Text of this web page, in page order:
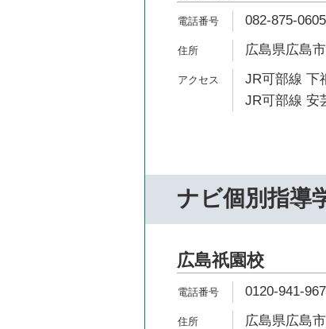
082-875-0605
広島県広島
JR可部線 下
JR可部線 安
ナビ個別指導
広島祇園校
0120-941-967
広島県広島